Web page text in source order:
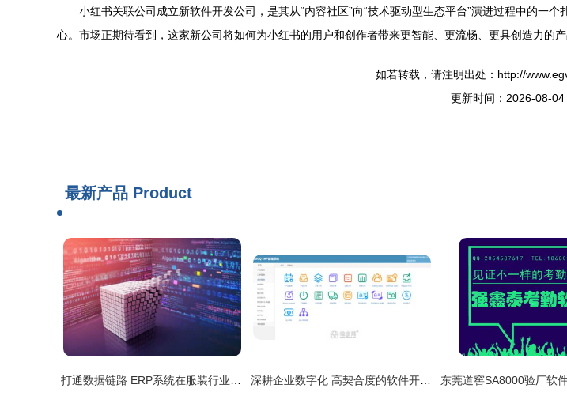
小红书关联公司成立新软件开发公司，是其从“内容社区”向“技术驱动型生态平台”演进过程中的一
心。市场正期待看到，这家新公司将如何为小红书的用户和创作者带来更智能、更流畅、更具创造力的产
如若转载，请注明出处：http://
更新时间：2026-08-
最新产品 Product